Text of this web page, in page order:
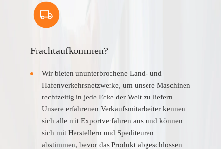
Frachtaufkommen?
Wir bieten ununterbrochene Land- und
Hafenverkehrsnetzwerke, um unsere Maschinen
rechtzeitig in jede Ecke der Welt zu liefern.
Unsere erfahrenen Verkaufsmitarbeiter kennen
sich alle mit Exportverfahren aus und können
sich mit Herstellern und Spediteuren
abstimmen, bevor das Produkt abgeschlossen